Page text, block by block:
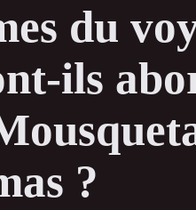
du
ils
?